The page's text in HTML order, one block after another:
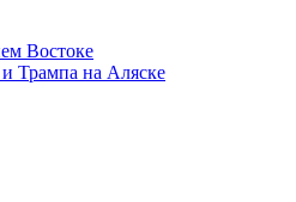
Востоке
Трампа на Аляске